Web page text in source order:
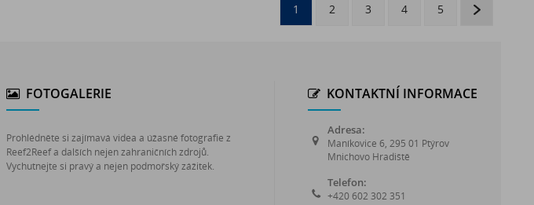
1 2 3 4 5
FOTOGALERIE
Prohlédněte si zajímavá videa a úžasné fotografie z
Reef2Reef a dalších nejen zahraničních zdrojů.
Vychutnejte si pravý a nejen podmořský zážitek.
KONTAKTNÍ INFORMACE
Adresa:
Maníkovice 6, 295 01 Ptýrov
Mnichovo Hradiště
Telefon:
+420 602 302 351